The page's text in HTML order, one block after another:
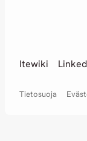
Tietosuoja
Itewiki